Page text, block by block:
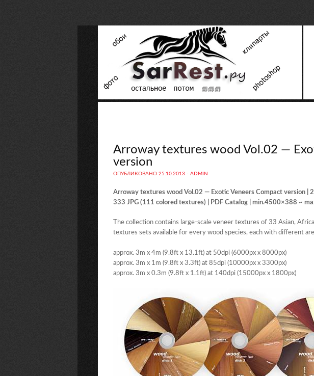
Arroway textures wood Vol.02 —
version
ОПУБЛИКОВАНО 25.10.2013 - ADMIN
Arroway textures wood Vol.02 — Exotic Veneers Compact version |
333 JPG (111 colored textures) | PDF Catalog | min.4500×388 ~
The collection contains large-scale veneer textures of 33 Asian,
textures sets available for every wood species, each with different
approx. 3m x 4m (9.8ft x 13.1ft) at 50dpi (6000px x 8000px)
approx. 3m x 1m (9.8ft x 3.3ft) at 85dpi (10000px x 3300px)
approx. 3m x 0.3m (9.8ft x 1.1ft) at 140dpi (15000px x 1800px)